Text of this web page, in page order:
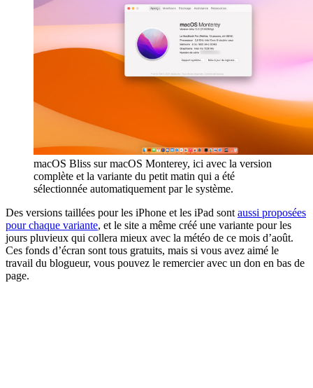
macOS Bliss sur macOS Monterey, ici avec la version
complète et la variante du petit matin qui a été
sélectionnée automatiquement par le système.
Des versions taillées pour les iPhone et les iPad sont aussi proposées
pour chaque variante, et le site a même créé une variante pour les
jours pluvieux qui collera mieux avec la météo de ce mois d’août.
Ces fonds d’écran sont tous gratuits, mais si vous avez aimé le
travail du blogueur, vous pouvez le remercier avec un don en bas de
page.